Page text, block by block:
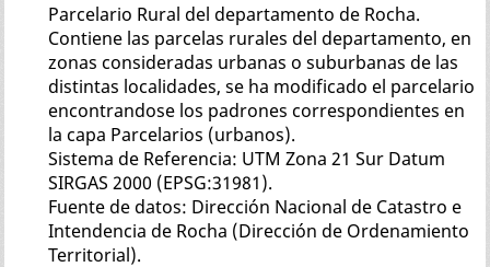
Parcelario Rural del departamento de Rocha.
Contiene las parcelas rurales del departamento, en
zonas consideradas urbanas o suburbanas de las
distintas localidades, se ha modificado el parcelario
encontrandose los padrones correspondientes en
la capa Parcelarios (urbanos).
Sistema de Referencia: UTM Zona 21 Sur Datum
SIRGAS 2000 (EPSG:31981).
Fuente de datos: Dirección Nacional de Catastro e
Intendencia de Rocha (Dirección de Ordenamiento
Territorial).